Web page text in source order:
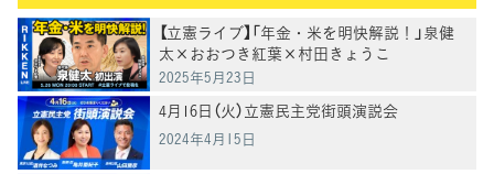
【立憲ライブ】「年金・米を明快解説！」泉健
太×おおつき紅葉×村田きょうこ
2025年5月23日
4月16日（火）立憲民主党街頭演説会
2024年4月15日